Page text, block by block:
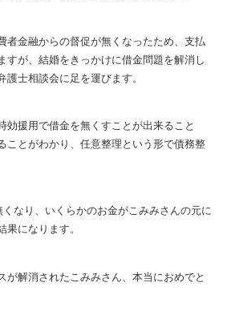
者金融からの督促が無くなったため、支払
すが、結婚をきっかけに借金問題を解消し
護士相談会に足を運びます。
効援用で借金を無くすことが出来ること
ことがわかり、任意整理という形で債務整
なり、いくらかのお金がこみみさんの元に
果になります。
が解消されたこみみさん、本当におめでと